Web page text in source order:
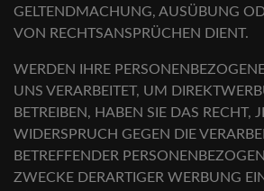
GELTENDMACHUNG, AUSÜBUNG
VON RECHTSANSPRÜCHEN DIENT.
WERDEN IHRE
UNS VERARBEITET, UM
BETREIBEN, HABEN SIE DAS RECHT,
WIDERSPRUCH GEGEN DIE
BETREFFENDER
ZWECKE DERARTIGER WERBUNG